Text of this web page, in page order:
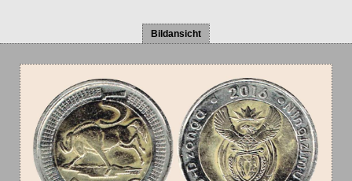
Bildansicht